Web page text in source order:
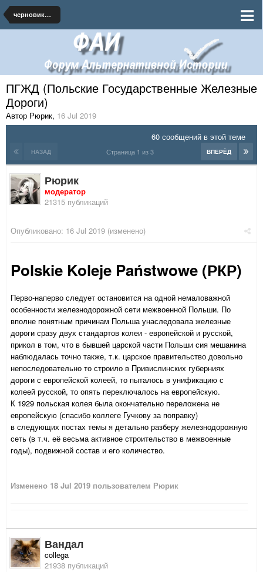
черновики и наброски по миру
ПГЖД (Польские Государственные Железные
Дороги)
Автор Рюрик, 16 Jul 2019
60 сообщений в этой теме
НАЗАД ВПЕРЁД
Страница 1 из 3
Рюрик
модератор
21315 публикаций
Опубликовано: 16 Jul 2019 (изменено)
Polskie Koleje Państwowe (РКР)
Перво-наперво следует остановится на одной немаловажной
особенности железнодорожной сети межвоенной Польши. По
вполне понятным причинам Польша унаследовала железные
дороги сразу двух стандартов колеи - европейской и русской,
прикол в том, что в бывшей царской части Польши сия мешанина
наблюдалась точно также, т.к. царское правительство довольно
непоследовательно то строило в Привислинских губерниях
дороги с европейской колеей, то пыталось в унификацию с
колеей русской, то опять переключалось на европейскую.
К 1929 польская колея была окончательно переложена не
европейскую (спасибо коллеге Гучкову за поправку)
в следующих постах темы я детально разберу железнодорожную
сеть (в т.ч. её весьма активное строительство в межвоенные
годы), подвижной состав и его количество.
Изменено 18 Jul 2019 пользователем Рюрик
Вандал
collega
21938 публикаций